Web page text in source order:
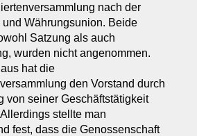
nach der
und Währungsunion. Beide
Satzung als auch
wurden nicht angenommen.
hat die
den Vorstand durch
von seiner Geschäftstätigkeit
stellte man
fest, dass die Genossenschaft